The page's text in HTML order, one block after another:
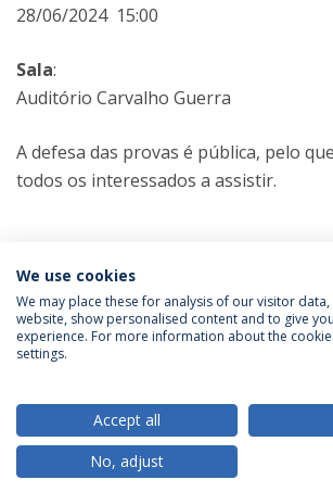
28/06/2024 15:00
Sala:
Auditório Carvalho Guerra
A defesa das provas é pública, pelo
todos os interessados a assistir.
Doutoramento em Ciências da Educação
Política de Privacidade
Termos &
© 2026 Universidade Católica
We use cookies
We may place these for analysis of our visitor
website, show personalised content and to give
experience. For more information about the
settings.
Accept all
No, adjust